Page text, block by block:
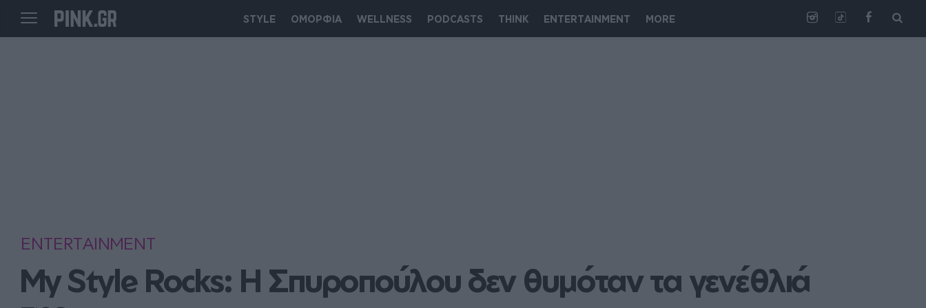
STYLE ΟΜΟΡΦΙΑ WELLNESS PODCASTS THINK ENTERTAINMENT MORE
ENTERTAINMENT
My Style Rocks: H Σπυροπούλου δεν θυμόταν τα γενέθλιά